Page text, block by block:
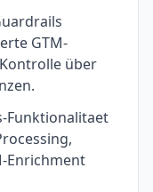
GTM-
über
Funktionalitaet
Enrichment